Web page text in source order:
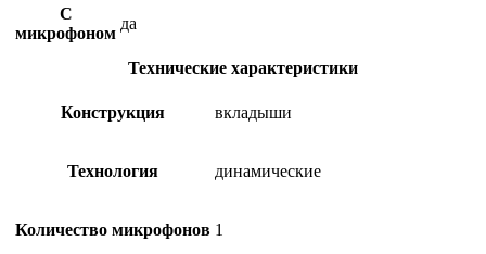
С
микрофоном
да
Технические характеристики
Конструкция вкладыши
Технология динамические
Количество микрофонов 1